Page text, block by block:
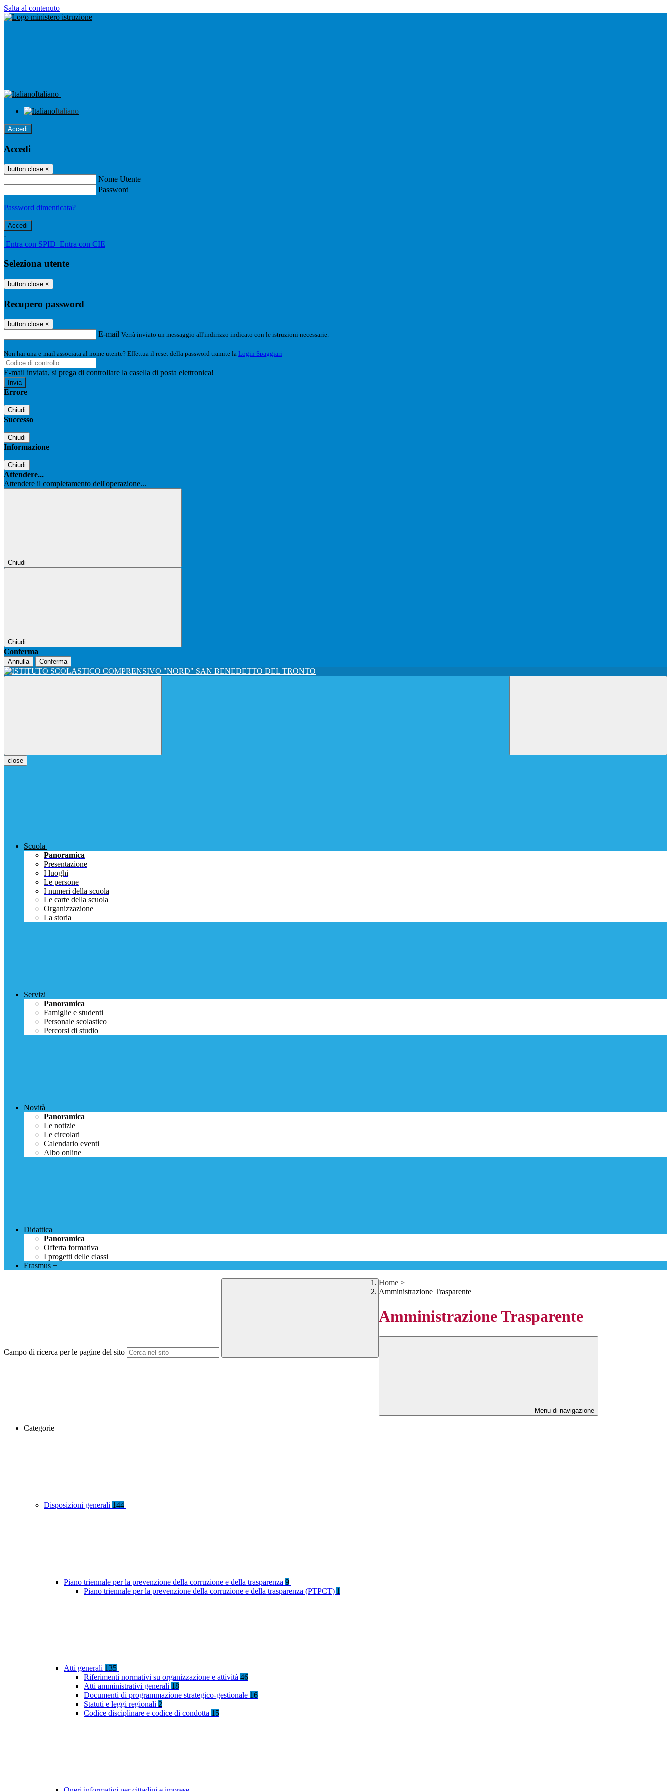
Salta al contenuto
Italiano
Italiano
Accedi
Accedi
button close ×
Nome Utente
Password
Password dimenticata?
-
Entra con SPID Entra con CIE
Seleziona utente
button close ×
Recupero password
button close ×
E-mail Verrà inviato un messaggio all'indirizzo indicato con le istruzioni necessarie.
Non hai una e-mail associata al nome utente? Effettua il reset della password tramite la Login Spaggiari
E-mail inviata, si prega di controllare la casella di posta elettronica!
Errore
Chiudi
Successo
Chiudi
Informazione
Chiudi
Attendere...
Attendere il completamento dell'operazione...
Chiudi
Chiudi
Conferma
Annulla Conferma
close
Scuola
Panoramica
Presentazione
I luoghi
Le persone
I numeri della scuola
Le carte della scuola
Organizzazione
La storia
Servizi
Panoramica
Famiglie e studenti
Personale scolastico
Percorsi di studio
Novità
Panoramica
Le notizie
Le circolari
Calendario eventi
Albo online
Didattica
Panoramica
Offerta formativa
I progetti delle classi
Erasmus +
Campo di ricerca per le pagine del sito
Home >
Amministrazione Trasparente
Amministrazione Trasparente
Menu di navigazione
Categorie
Disposizioni generali 144
Piano triennale per la prevenzione della corruzione e della trasparenza 9
Piano triennale per la prevenzione della corruzione e della trasparenza (PTPCT) 1
Atti generali 135
Riferimenti normativi su organizzazione e attività 46
Atti amministrativi generali 18
Documenti di programmazione strategico-gestionale 16
Statuti e leggi regionali 2
Codice disciplinare e codice di condotta 15